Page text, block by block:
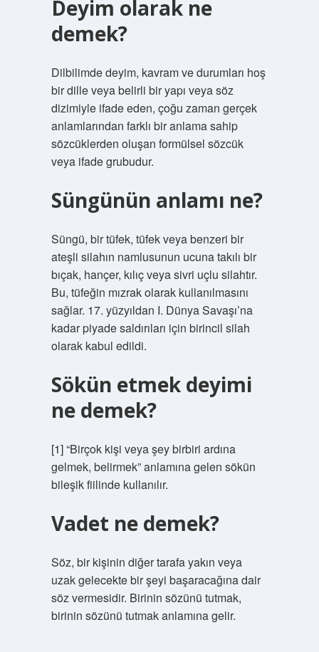
Deyim olarak ne
demek?
Dilbilimde deyim, kavram ve durumları hoş
bir dille veya belirli bir yapı veya söz
dizimiyle ifade eden, çoğu zaman gerçek
anlamlarından farklı bir anlama sahip
sözcüklerden oluşan formülsel sözcük
veya ifade grubudur.
Süngünün anlamı ne?
Süngü, bir tüfek, tüfek veya benzeri bir
ateşli silahın namlusunun ucuna takılı bir
bıçak, hançer, kılıç veya sivri uçlu silahtır.
Bu, tüfeğin mızrak olarak kullanılmasını
sağlar. 17. yüzyıldan I. Dünya Savaşı’na
kadar piyade saldırıları için birincil silah
olarak kabul edildi.
Sökün etmek deyimi
ne demek?
[1] “Birçok kişi veya şey birbiri ardına
gelmek, belirmek” anlamına gelen sökün
bileşik fiilinde kullanılır.
Vadet ne demek?
Söz, bir kişinin diğer tarafa yakın veya
uzak gelecekte bir şeyi başaracağına dair
söz vermesidir. Birinin sözünü tutmak,
birinin sözünü tutmak anlamına gelir.